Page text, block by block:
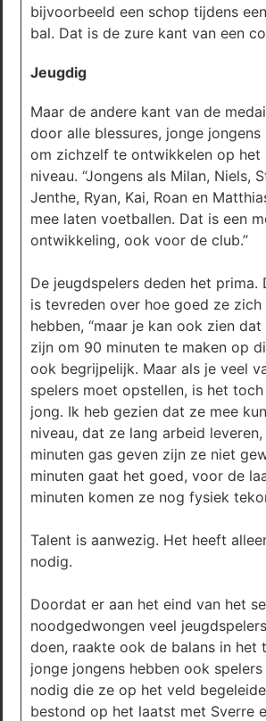
bijvoorbeeld een schop tijdens
bal. Dat is de zure kant van een
Jeugdig
Maar de andere kant van de
door alle blessures, jonge
om zichzelf te ontwikkelen op het
niveau. “Jongens als Milan, Niels,
Jenthe, Ryan, Kai, Roan en
mee laten voetballen. Dat is een
ontwikkeling, ook voor de club.”
De jeugdspelers deden het prima.
is tevreden over hoe goed ze
hebben, “maar je kan ook zien
zijn om 90 minuten te maken op
ook begrijpelijk. Maar als je veel
spelers moet opstellen, is het
jong. Ik heb gezien dat ze mee
niveau, dat ze lang arbeid
minuten gas geven zijn ze niet
minuten gaat het goed, voor de
minuten komen ze nog fysiek
Talent is aanwezig. Het heeft
nodig.
Doordat er aan het eind van het
noodgedwongen veel
doen, raakte ook de balans in het
jonge jongens hebben ook spelers
nodig die ze op het veld
bestond op het laatst met Sverre